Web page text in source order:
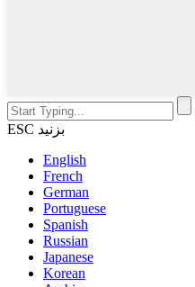
ESC بزنید
English
French
German
Portuguese
Spanish
Russian
Japanese
Korean